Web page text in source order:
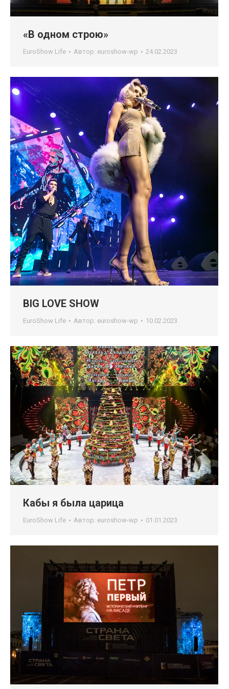
«В одном строю»
EuroShow Life Автор: euroshow-wp 24.02.2023
BIG LOVE SHOW
EuroShow Life Автор: euroshow-wp 10.02.2023
Кабы я была царица
EuroShow Life Автор: euroshow-wp 01.01.2023